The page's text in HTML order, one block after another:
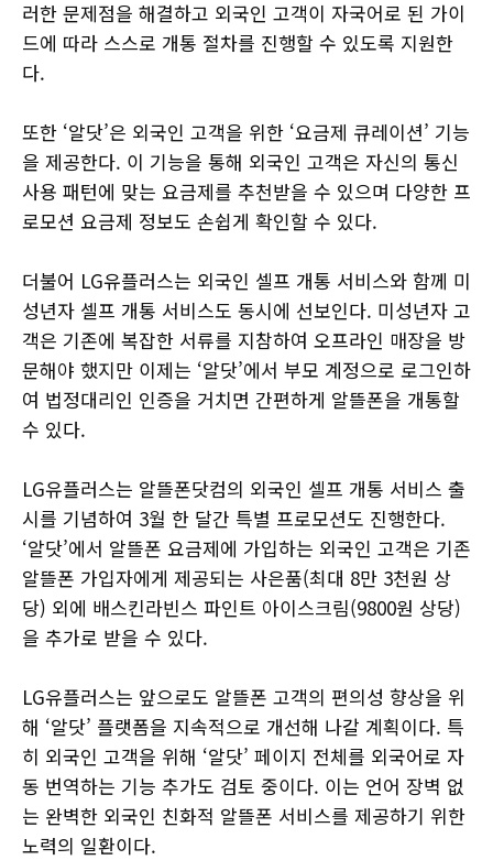
러한 문제점을 해결하고 외국인 고객이 자국어로 된 가이
드에 따라 스스로 개통 절차를 진행할 수 있도록 지원한
다.
또한 ‘알닷’은 외국인 고객을 위한 ‘요금제 큐레이션’ 기능
을 제공한다. 이 기능을 통해 외국인 고객은 자신의 통신
사용 패턴에 맞는 요금제를 추천받을 수 있으며 다양한 프
로모션 요금제 정보도 손쉽게 확인할 수 있다.
더불어 LG유플러스는 외국인 셀프 개통 서비스와 함께 미
성년자 셀프 개통 서비스도 동시에 선보인다. 미성년자 고
객은 기존에 복잡한 서류를 지참하여 오프라인 매장을 방
문해야 했지만 이제는 ‘알닷’에서 부모 계정으로 로그인하
여 법정대리인 인증을 거치면 간편하게 알뜰폰을 개통할
수 있다.
LG유플러스는 알뜰폰닷컴의 외국인 셀프 개통 서비스 출
시를 기념하여 3월 한 달간 특별 프로모션도 진행한다.
‘알닷’에서 알뜰폰 요금제에 가입하는 외국인 고객은 기존
알뜰폰 가입자에게 제공되는 사은품(최대 8만 3천원 상
당) 외에 배스킨라빈스 파인트 아이스크림(9800원 상당)
을 추가로 받을 수 있다.
LG유플러스는 앞으로도 알뜰폰 고객의 편의성 향상을 위
해 ‘알닷’ 플랫폼을 지속적으로 개선해 나갈 계획이다. 특
히 외국인 고객을 위해 ‘알닷’ 페이지 전체를 외국어로 자
동 번역하는 기능 추가도 검토 중이다. 이는 언어 장벽 없
는 완벽한 외국인 친화적 알뜰폰 서비스를 제공하기 위한
노력의 일환이다.